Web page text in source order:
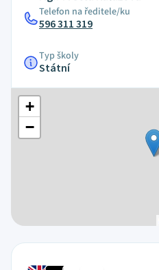
Telefon na ředitele/ku
596 311 319
Typ školy
Státní
+
−